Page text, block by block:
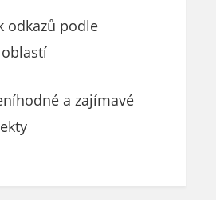
odkazů podle
a zajímavé